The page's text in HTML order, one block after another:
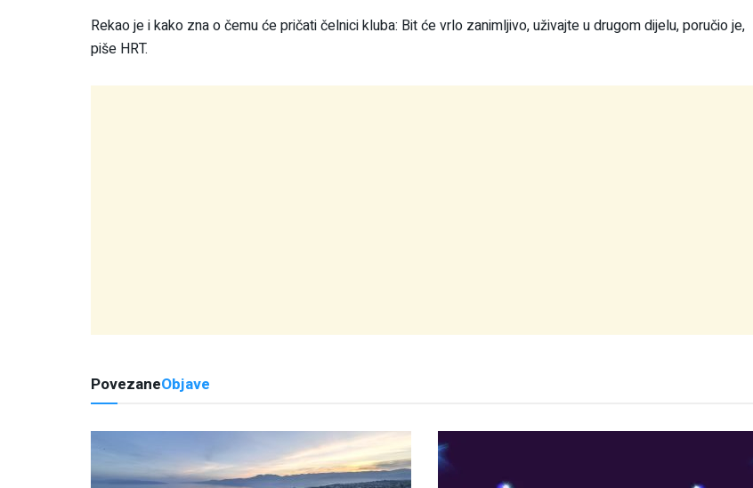
Rekao je i kako zna o čemu će pričati čelnici kluba: Bit će vrlo zanimljivo, uživajte u drugom dijelu, poručio je,
piše HRT.
PovezaneObjave